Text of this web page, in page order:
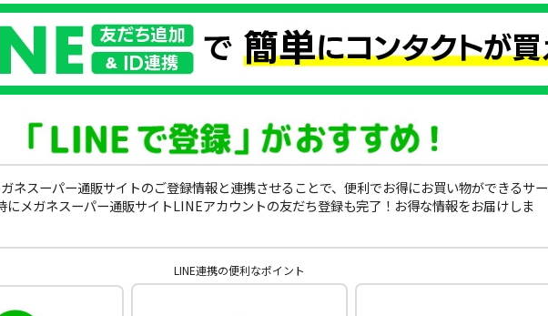
ネスーパー通販サイトのご登録情報と連携させることで、便利でお得にお買い物ができるサー
にメガネスーパー通販サイトLINEアカウントの友だち登録も完了！お得な情報をお届けしま
LINE連携の便利なポイント